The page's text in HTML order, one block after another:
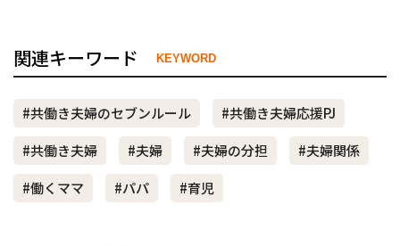
関連キーワード KEYWORD
#共働き夫婦のセブンルール
#共働き夫婦応援PJ
#共働き夫婦
#夫婦 #夫婦の分担
#夫婦関係
#働くママ
#パパ #育児